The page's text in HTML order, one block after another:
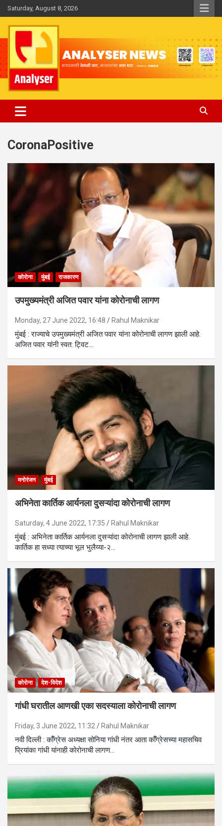
Skip
to
content
Saturday, August 8, 2026
Analyser
CoronaPositive
कोरोना मुंबई राजकारण
उपमुख्यमंत्री अजित पवार यांना कोरोनाची लागण
Monday, 27 June 2022, 16:48 Rahul Maknikar
मुंबई : राज्याचे उपमुख्यमंत्री अजित पवार यांना कोरोनाची लागण झाली आहे.
अजित पवार यांनी स्वत: ट्विट…
मनोरंजन मुंबई
अभिनेता कार्तिक आर्यनला दुसऱ्यांदा कोरोनाची लागण
Saturday, 4 June 2022, 17:35 Rahul Maknikar
मुंबई : अभिनेता कार्तिक आर्यनला दुसऱ्यांदा कोरोनाची लागण झाली आहे.
कार्तिक हा सध्या त्याच्या भूल भुलैय्या-२…
कोरोना देश-विदेश
गांधी घरातील आणखी एका सदस्याला कोरोनाची लागण
Friday, 3 June 2022, 11:32 Rahul Maknikar
नवी दिल्ली : काॅँग्रेस अध्यक्षा सोनिया गांधी नंतर आता काॅँग्रेसच्या महासचिव
प्रियांका गांधी यांनाही कोरोनाची लागण…